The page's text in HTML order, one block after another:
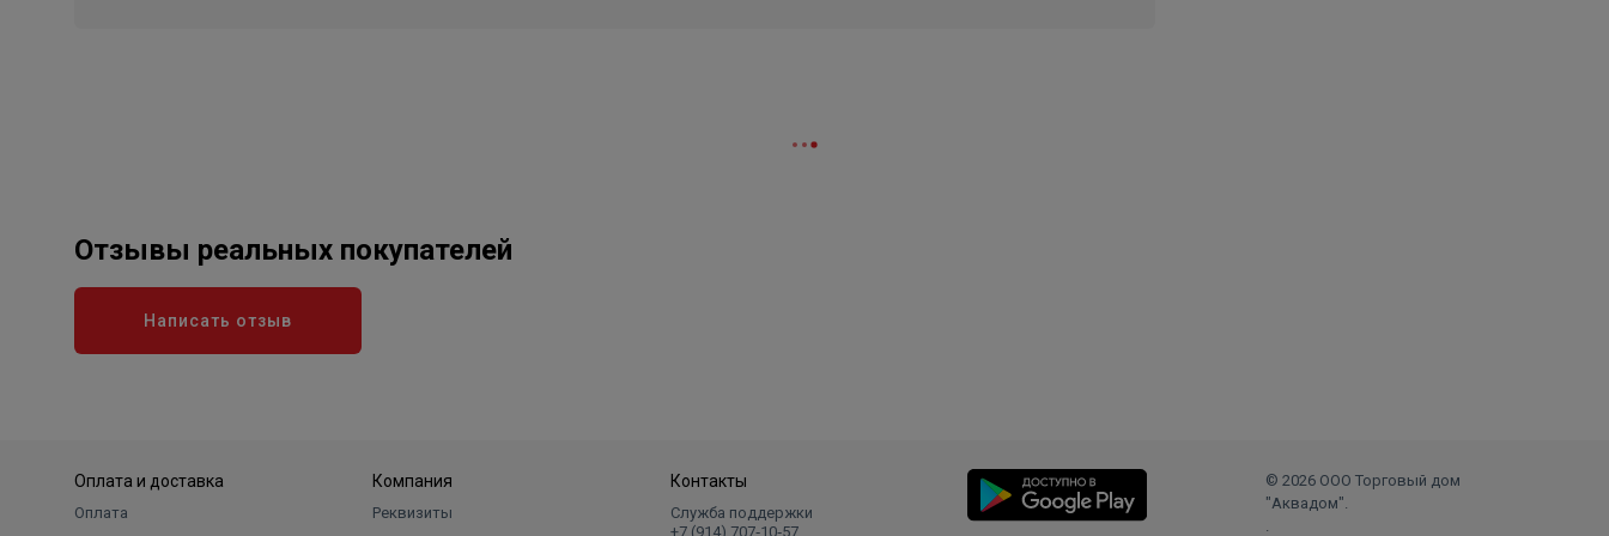
составе которого каучук. Резиновая подкладка с улучшенными эксплуатационными свойствами обеспечивает
Соединительные винты
Винт сантехнического хомута имеет крестообразный и прямой шлиц, который упрощает монтажные работы. Широкая
головка винта предотвращает разрыв отверстия. Увеличено количество витков резьбы в отверстиях под винты, что
Сварное соединение «гайка М8» проходит систематическое тестирование хомута на разрыв с гайкой на специальном
тест-станке. Нагрузка на отрыв гайки выше рекомендованной нагрузки.
Отзывы реальных покупателей
Написать отзыв
Оплата и доставка
Оплата
Компания
Реквизиты
Контакты
Служба поддержки
+7 (914) 707‑10‑57
© 2026 ООО Торговый дом
"Аквадом".
.